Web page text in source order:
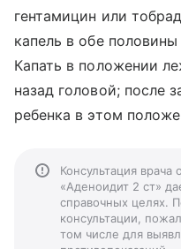
гентамицин или
капель в обе
Капать в положении
назад головой; после
ребенка в этом
Консультация врача
«Аденоидит 2 ст»
справочных целях.
консультации,
том числе для